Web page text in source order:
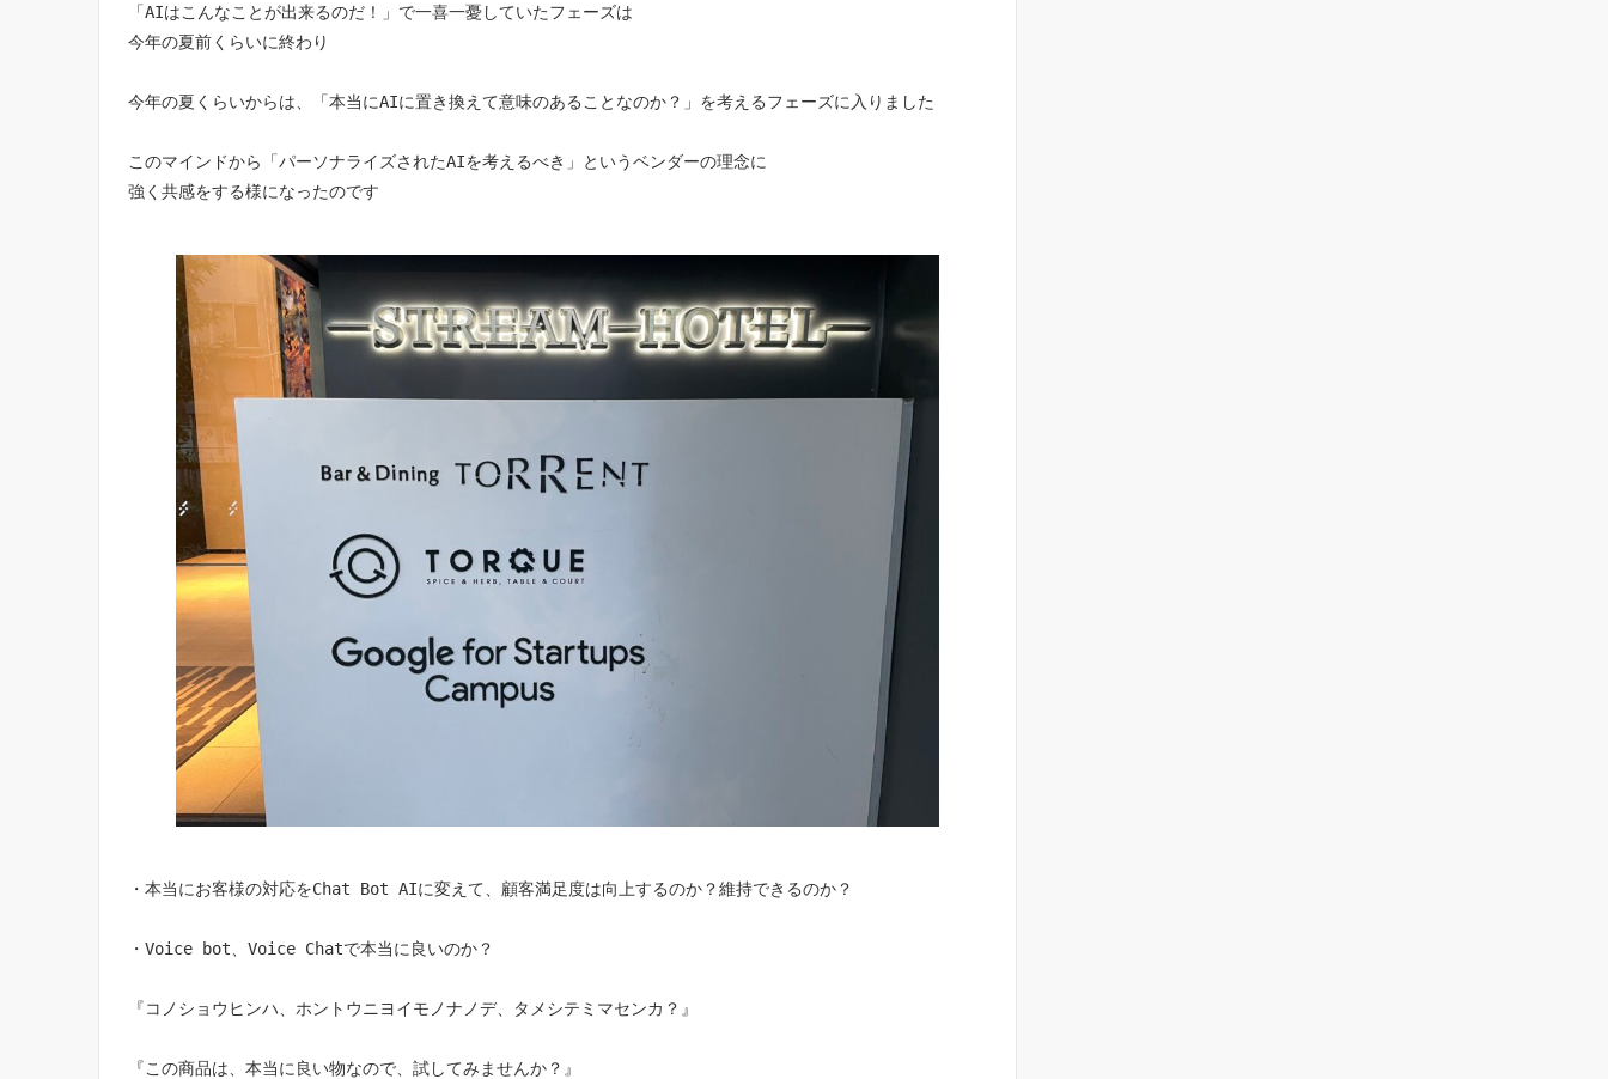
「AIはこんなことが出来るのだ！」で一喜一憂していたフェーズは
今年の夏前くらいに終わり
今年の夏くらいからは、「本当にAIに置き換えて意味のあることなのか？」を考えるフェーズに入りました
このマインドから「パーソナライズされたAIを考えるべき」というベンダーの理念に
強く共感をする様になったのです
・本当にお客様の対応をChat Bot AIに変えて、顧客満足度は向上するのか？維持できるのか？
・Voice bot、Voice Chatで本当に良いのか？
『コノショウヒンハ、ホントウニヨイモノナノデ、タメシテミマセンカ？』
『この商品は、本当に良い物なので、試してみませんか？』